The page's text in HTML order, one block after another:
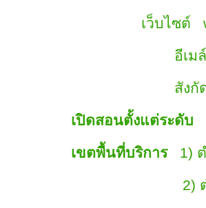
เว็บไซต์
อีเมล์
สังกัดสำนักงา
เปิดสอนตั้งแต่ระดับ
เขตพื้นที่บริการ 1)
2) ตำบลโป่